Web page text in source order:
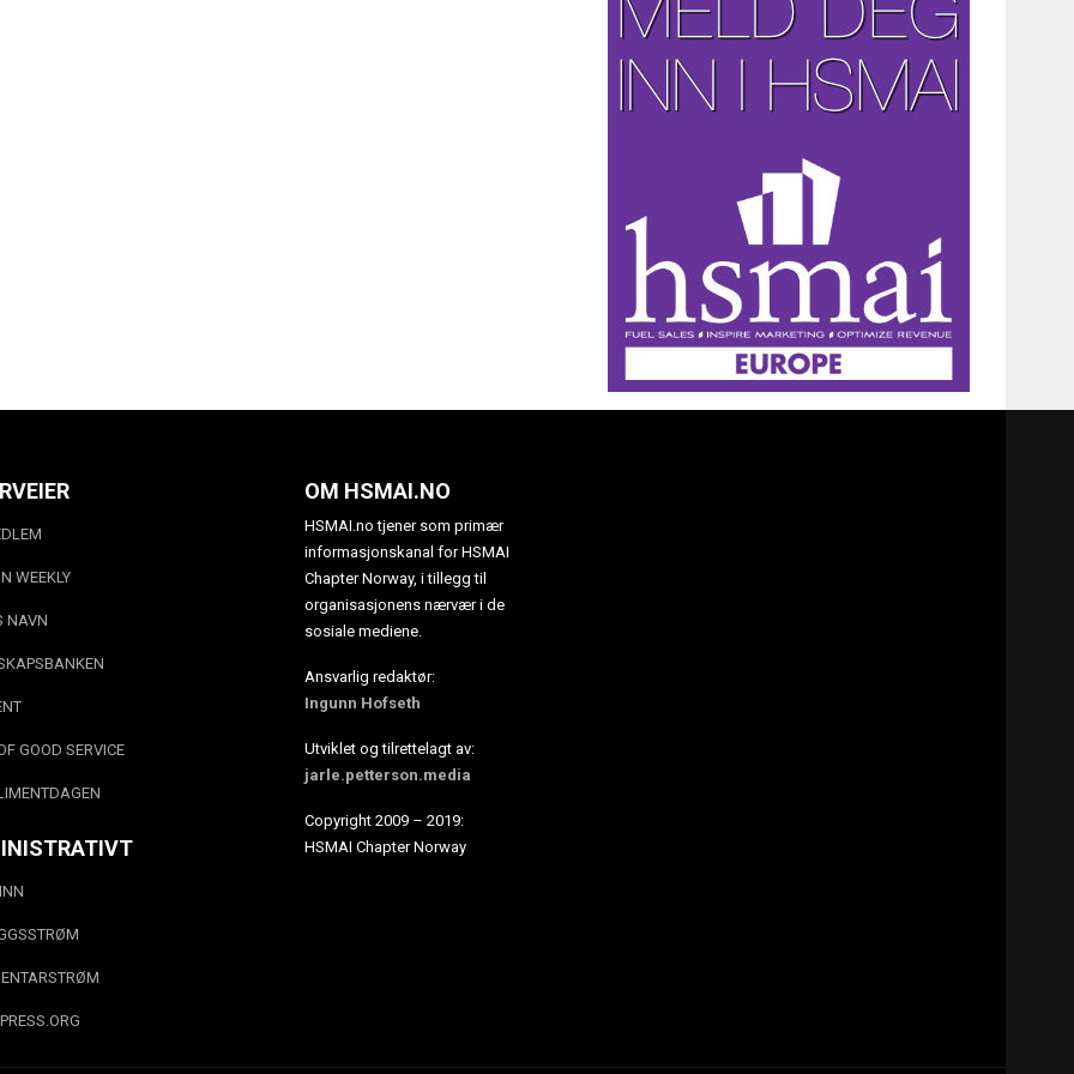
WEEKLY
NAVN
GOOD SERVICE
OM HSMAI.NO
HSMAI.no tjener som primær
informasjonskanal for HSMAI
Chapter Norway, i tillegg til
organisasjonens nærvær i de
sosiale mediene.
Ansvarlig redaktør:
Ingunn Hofseth
Utviklet og tilrettelagt av:
jarle.petterson.media
Copyright 2009 – 2019:
HSMAI Chapter Norway